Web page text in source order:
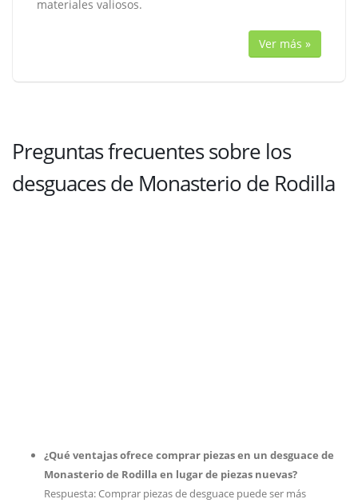
materiales valiosos.
Ver más »
Preguntas frecuentes sobre los
desguaces de Monasterio de Rodilla
¿Qué ventajas ofrece comprar piezas en un desguace de
Monasterio de Rodilla en lugar de piezas nuevas?
Respuesta: Comprar piezas de desguace puede ser más